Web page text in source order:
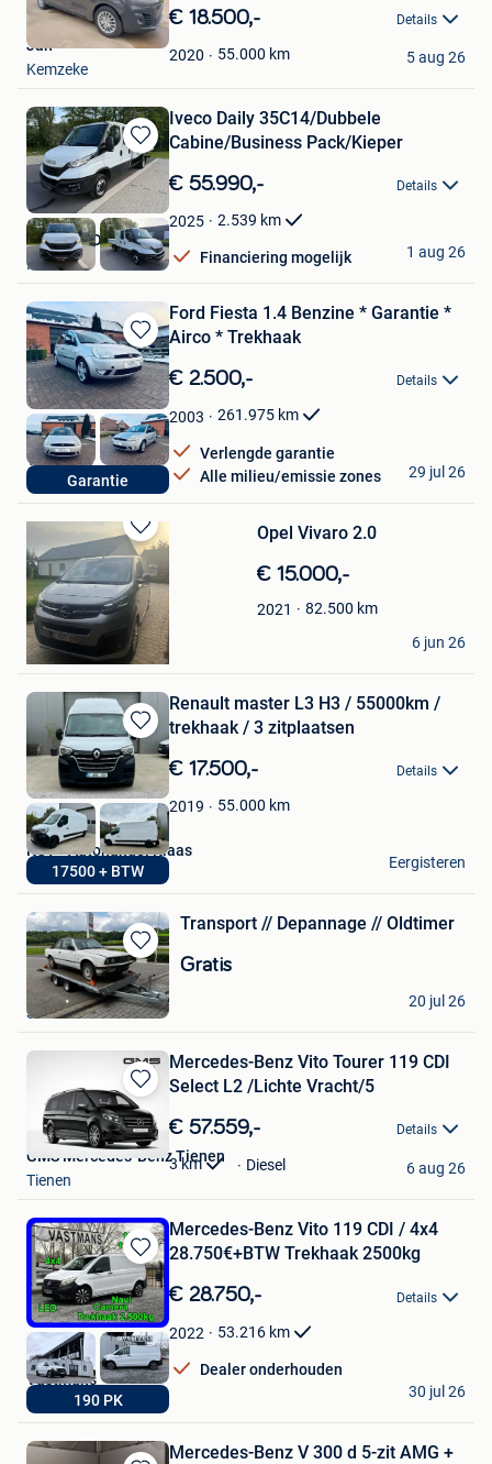
in
Mijn
Favorieten
€ 18.500,- Details
2020 55.000 km
Jan
Kemzeke
5 aug 26
Bewaren
in
Mijn
Favorieten
Iveco Daily 35C14/Dubbele
Cabine/Business Pack/Kieper
€ 55.990,- Details
2025 2.539 km
Financiering mogelijk
BST MOTORS BV
Marke
1 aug 26
Bewaren
in
Mijn
Favorieten
Garantie
Ford Fiesta 1.4 Benzine * Garantie *
Airco * Trekhaak
€ 2.500,- Details
2003 261.975 km
Verlengde garantie
Alle milieu/emissie zones
VMS Cars
Rummen
29 jul 26
Bewaren
in
Mijn
Favorieten
Opel Vivaro 2.0
€ 15.000,-
2021 82.500 km
Van Coppenolle
Dergneau
6 jun 26
Bewaren
in
Mijn
Favorieten
17500 + BTW
Renault master L3 H3 / 55000km /
trekhaak / 3 zitplaatsen
€ 17.500,- Details
2019 55.000 km
KCT - Autohandel Klaas
Wielsbeke
Eergisteren
Bewaren
in
Mijn
Favorieten
Transport // Depannage // Oldtimer
Gratis
VdB
Schriek
20 jul 26
Bewaren
in
Mijn
Favorieten
Mercedes-Benz Vito Tourer 119 CDI
Select L2 /Lichte Vracht/5
€ 57.559,- Details
3 km Diesel
GMS Mercedes-Benz Tienen
Tienen
6 aug 26
Bewaren
in
Mijn
Favorieten
190 PK
Mercedes-Benz Vito 119 CDI / 4x4
28.750€+BTW Trekhaak 2500kg
€ 28.750,- Details
2022 53.216 km
Dealer onderhouden
Vastmans
Maaseik
30 jul 26
Mercedes-Benz V 300 d 5-zit AMG +